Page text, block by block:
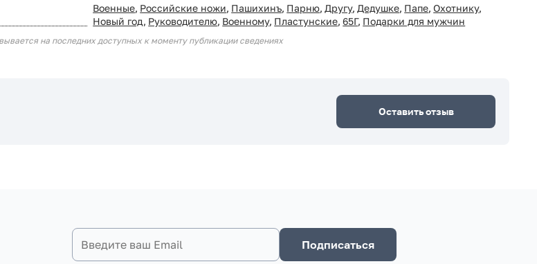
Военные, Российские ножи, Пашихинъ, Парню, Другу, Дедушке, Папе, Охотнику,
Новый год, Руководителю, Военному, Пластунские, 65Г, Подарки для мужчин
на последних доступных к моменту публикации сведениях
Оставить отзыв
Подписаться